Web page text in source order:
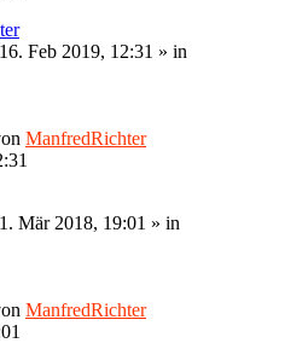
16. Feb 2019, 12:31 » in
ManfredRichter
1. Mär 2018, 19:01 » in
ManfredRichter